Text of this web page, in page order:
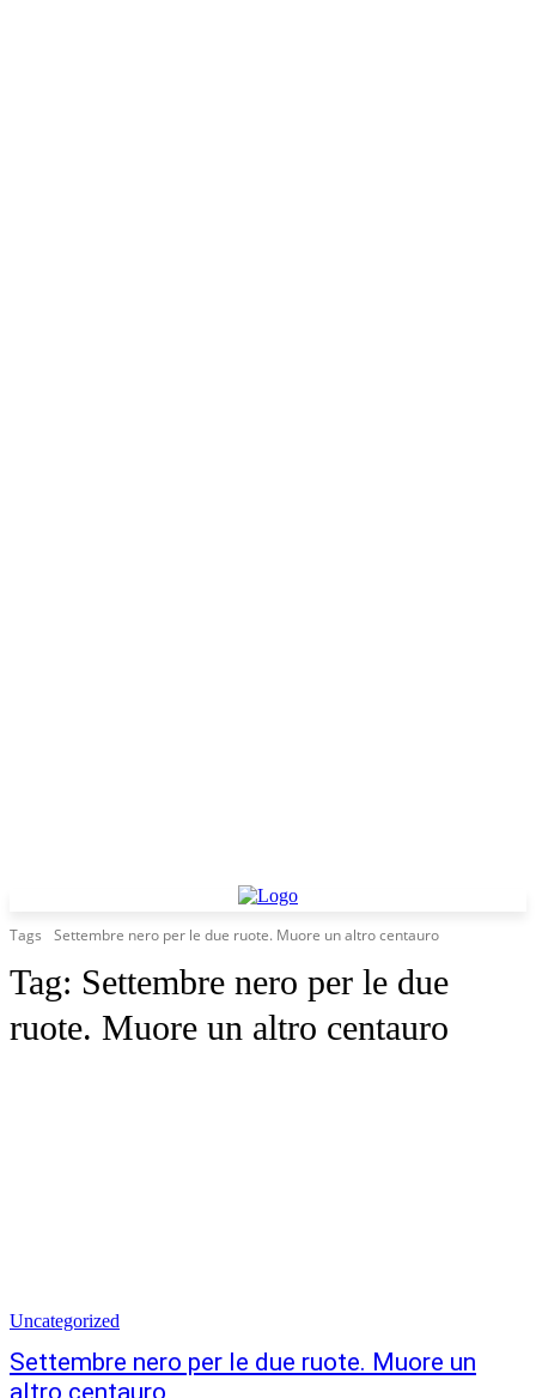
Tags Settembre nero per le due ruote. Muore un altro centauro
Tag: Settembre nero per le due
ruote. Muore un altro centauro
Uncategorized
Settembre nero per le due ruote. Muore un